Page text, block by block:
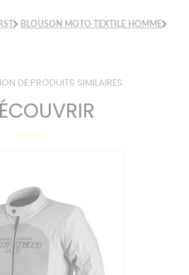
BLOUSON MOTO TEXTILE HOMME
DE PRODUITS SIMILAIRES